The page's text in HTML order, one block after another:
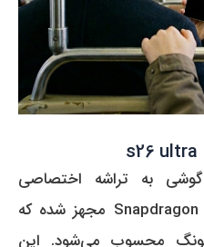
به تراشه اختصاصی
Snapdragon 8 Elite Gen 5 for Galaxy مجهز شده که
محسوب می‌شود. این